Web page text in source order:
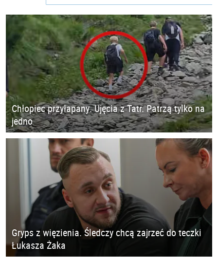
Chłopiec przyłapany. Ujęcia z Tatr. Patrzą tylko na
jedno
Gryps z więzienia. Śledczy chcą zajrzeć do teczki
Łukasza Żaka